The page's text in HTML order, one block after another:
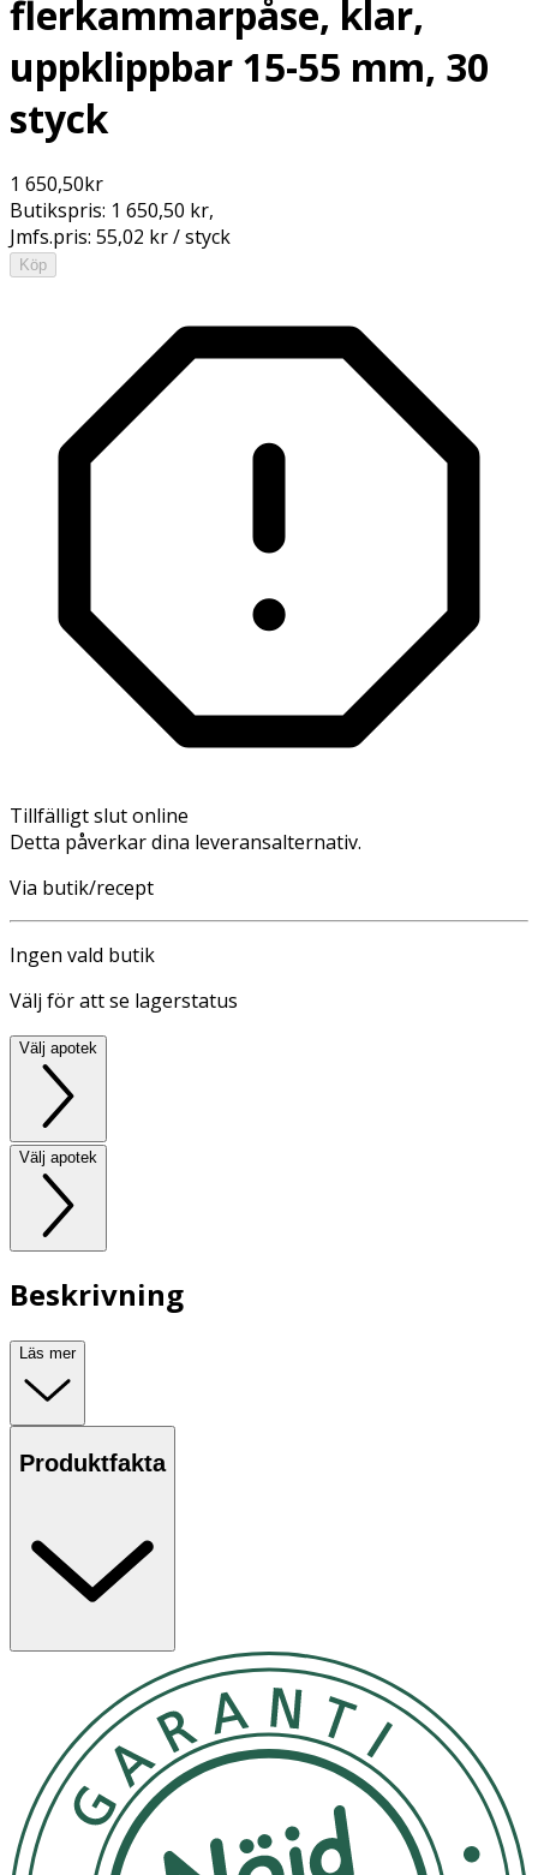
flerkammarpåse, klar,
uppklippbar 15-55 mm, 30
styck
1 650,50kr
Butikspris: 1 650,50 kr,
Jmfs.pris: 55,02 kr / styck
Köp
Tillfälligt slut online
Detta påverkar dina leveransalternativ.
Via butik/recept
Ingen vald butik
Välj för att se lagerstatus
Välj apotek
Välj apotek
Beskrivning
Läs mer
Produktfakta